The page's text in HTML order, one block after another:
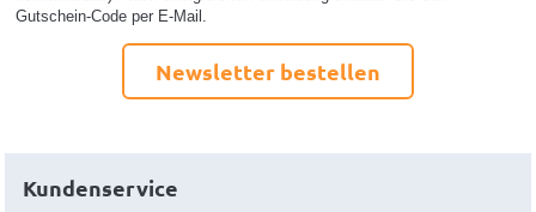
Gutschein-Code per E-Mail.
Newsletter bestellen
Kundenservice